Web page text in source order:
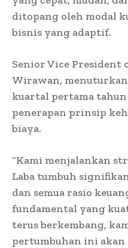
ditopang oleh modal
bisnis yang adaptif.
Senior Vice President
Wirawan,
kuartal pertama
penerapan prinsip
biaya.
“Kami menjalankan
Laba tumbuh
dan semua rasio
fundamental yang
terus berkembang,
pertumbuhan ini akan